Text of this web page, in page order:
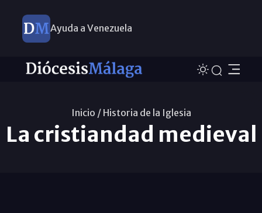
Ayuda a Venezuela
Inicio / Historia de la Iglesia
La cristiandad medieval